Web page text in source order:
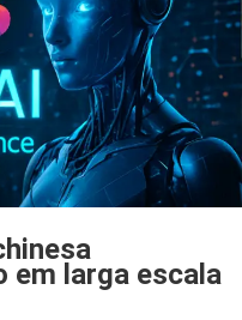
em larga escala